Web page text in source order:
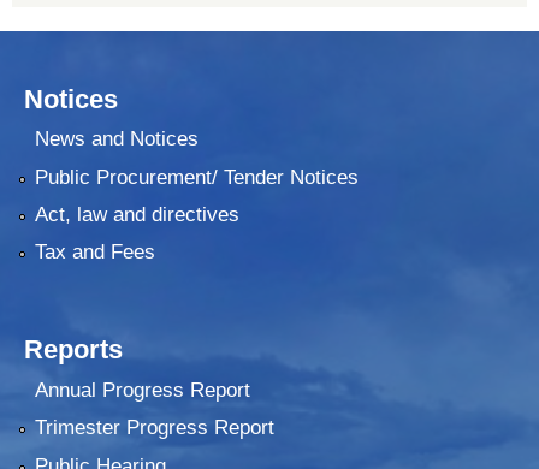
Notices
News and Notices
Public Procurement/ Tender Notices
Act, law and directives
Tax and Fees
Reports
Annual Progress Report
Trimester Progress Report